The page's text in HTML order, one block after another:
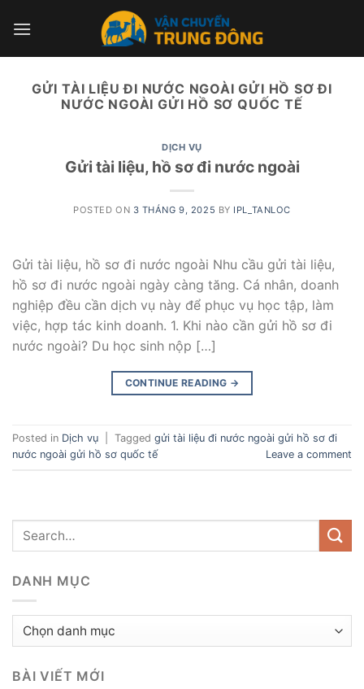
GỬI TÀI LIỆU ĐI NƯỚC NGOÀI GỬI HỒ SƠ ĐI
NƯỚC NGOÀI GỬI HỒ SƠ QUỐC TẾ
DỊCH VỤ
Gửi tài liệu, hồ sơ đi nước ngoài
POSTED ON 3 THÁNG 9, 2025 BY IPL_TANLOC
Gửi tài liệu, hồ sơ đi nước ngoài Nhu cầu gửi tài liệu,
hồ sơ đi nước ngoài ngày càng tăng. Cá nhân, doanh
nghiệp đều cần dịch vụ này để phục vụ học tập, làm
việc, hợp tác kinh doanh. 1. Khi nào cần gửi hồ sơ đi
nước ngoài? Du học sinh nộp […]
CONTINUE READING →
Posted in Dịch vụ Tagged gửi tài liệu đi nước ngoài gửi hồ sơ đi
nước ngoài gửi hồ sơ quốc tế
Leave a comment
DANH MỤC
Danh
BÀI VIẾT MỚI